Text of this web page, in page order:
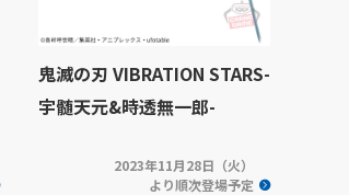
鬼滅の刃 VIBRATION STARS-
宇髄天元&時透無一郎-
2023年11月28日（火）
より順次登場予定